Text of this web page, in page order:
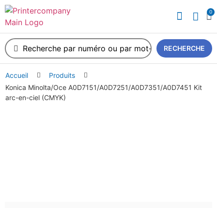
0
RECHERCHE
Accueil
Produits
Konica Minolta/Oce A0D7151/A0D7251/A0D7351/A0D7451 Kit
arc-en-ciel (CMYK)